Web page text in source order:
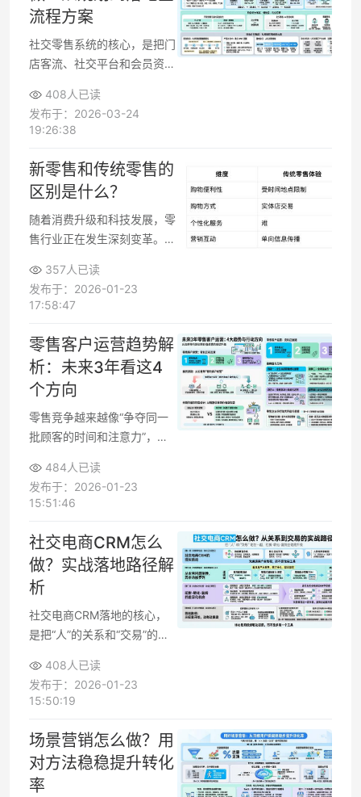
构”变成可以落地的路线图，
减少返工和系统替换成本。
流程方案
社交零售系统的核心，是把门
店客流、社交平台和会员资产
而不只是做一个小程序或商城
页面。零售企业在规划时，需
构和门店执行能力。只要路径
清晰，从需求梳理到系统上
线，一般3-6个月可以跑出可
验证的最小闭环，再在运营中
持续迭代。
408人已读
发布于：2026-03-24
19:26:38
新零售和传统零售的
区别是什么？
随着消费升级和科技发展，零
售行业正在发生深刻变革。新
模式，被视为传统零售转型的
关键方向。那么，新零售和传
分别有什么优势与不足？本文
将从定义出发，逐一进行清晰
对比，帮助你快速理解行业趋
势与核心差异。
357人已读
发布于：2026-01-23
17:58:47
零售客户运营趋势解
析：未来3年看这4
个方向
零售竞争越来越像“争夺同一
批顾客的时间和注意力”，客
不少企业已经感觉到，以折扣
活动拉动短期销量的做法正在
身价值、复购率和体验口碑。
围绕这些目标，零售行业客户
运营的趋势正在发生系统性变
化，理解这些方向，有助于梳
理未来3年的策略重点，而不
是被动追热点。
484人已读
发布于：2026-01-23
15:51:46
社交电商CRM怎么
做？实战落地路径解
析
社交电商CRM落地的核心，
是把“人”的关系和“交易”的数
一个工具。运营负责人关心
的，其实是拉新转化复购能否
能留下来，社群里的用户如何
分层运营，怎么用自动化减轻
人工消耗。下面的内容，围绕
真实业务场景，拆解一套可落
408人已读
发布于：2026-01-23
15:50:19
场景营销怎么做？用
对方法稳稳提升转化
率